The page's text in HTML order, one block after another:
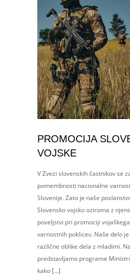
PROMOCIJA
VOJSKE
V Zvezi slovenskih častnikov se
pomembnosti nacionalne
Slovenije. Zato je naše
Slovensko vojsko oziroma z
poveljstvi pri promociji
varnostnih poklicev. Naše delo
različne oblike dela z mladimi.
predstavljamo programe
kako […]